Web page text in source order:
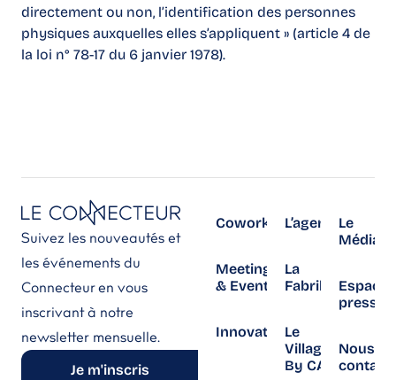
directement ou non, l’identification des personnes
physiques auxquelles elles s’appliquent » (article 4 de
la loi n° 78-17 du 6 janvier 1978).
Suivez les nouveautés et
les événements du
Connecteur en vous
inscrivant à notre
newsletter mensuelle.
Je m'inscris
Coworking
Meetings
& Events
Innovation
L’agenda
La
Fabrika
Le
Village
By CA
Le
Média
Espace
presse
Nous